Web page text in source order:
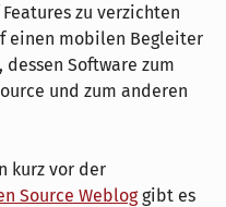
zu verzichten
einen mobilen Begleiter
dessen Software zum
und zum anderen
kurz vor der
Source Webloggibt es